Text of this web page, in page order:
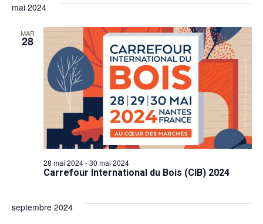
mai 2024
MAR
28
Carrefour International du Bois (CIB) 2024
28 mai 2024-30 mai 2024
septembre 2024